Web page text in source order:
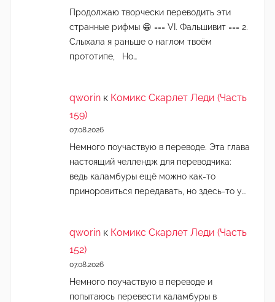
Продолжаю творчески переводить эти
странные рифмы 😁 === VI. Фальшивит === 2.
Слыхала я раньше о наглом твоём
прототипе, Но…
qworin к Комикс Скарлет Леди (Часть
159)
07.08.2026
Немного поучаствую в переводе. Эта глава
настоящий челлендж для переводчика:
ведь каламбуры ещё можно как-то
приноровиться передавать, но здесь-то у…
qworin к Комикс Скарлет Леди (Часть
152)
07.08.2026
Немного поучаствую в переводе и
попытаюсь перевести каламбуры в